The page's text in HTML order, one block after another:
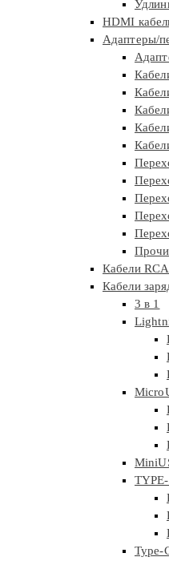
HDMI
Адаптеры/
Кабели
Кабели
3 в 1
Type-